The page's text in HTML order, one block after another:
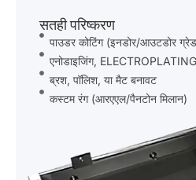
सतही परिष्करण
पाउडर कोटिंग (इनडोर/आउटडोर
एनोडाइजिंग,
ब्रश, पॉलिश, या मैट बनावट
कस्टम रंग (आरएएल/पैनटोन मिलान)